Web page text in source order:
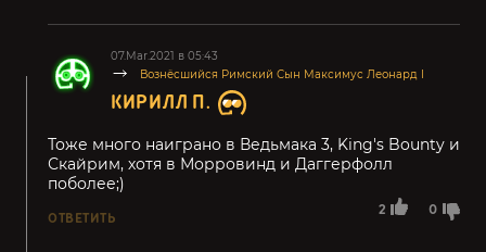
07.Mar.2021 в 05:43
Вознёсшийся Римский Сын Максимус Леонард I
КИРИЛЛ П.
2 0
Тоже много наиграно в Ведьмака 3, King's Bounty и
Скайрим, хотя в Морровинд и Даггерфолл
поболее;)
ОТВЕТИТЬ